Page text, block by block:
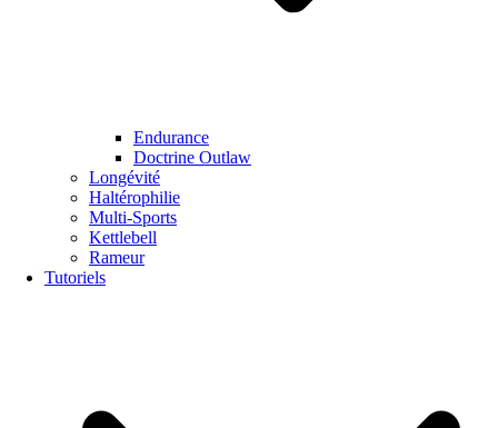
Endurance
Doctrine Outlaw
Longévité
Haltérophilie
Multi-Sports
Kettlebell
Rameur
Tutoriels